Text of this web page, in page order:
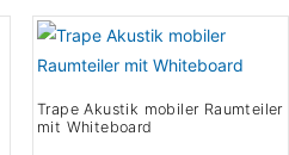
werden
weist
mehrere
auf.
Trape Akustik mobiler Raumteiler
mit Whiteboard